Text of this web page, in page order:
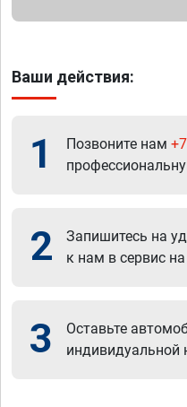
Ваши действия:
1 Позвоните нам
2
Запишитесь на
к нам в сервис
3
Оставьте
индивидуальной